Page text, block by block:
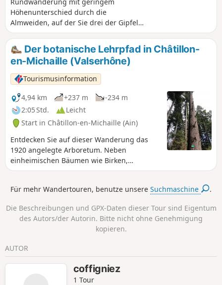
Rundwanderung mit geringem
Höhenunterschied durch die
Almweiden, auf der Sie drei der Gipfel
des Grand Crêt d'Eau (darunter den
höchsten Punkt) besuchen und einen
atemberaubenden Blick auf das Genfer
Seebecken und die Alpen genießen
können.
Der botanische Lehrpfad in Châtillon-
en-Michaille (Valserhône)
Tourismusinformation
4,94 km
+237 m
-234 m
2:05 Std.
Leicht
Start in Châtillon-en-Michaille (Ain)
Entdecken Sie auf dieser Wanderung das
1920 angelegte Arboretum. Neben
einheimischen Bäumen wie Birken,
Hainbuchen, Fichten usw. umfasst es auch
Insgesamt sind etwa zwanzig Baumarten
Für mehr Wandertouren, benutze unsereSuchmaschine .
Die Beschreibungen und GPX-Daten dieser Tour sind Eigentum
des Autors/der Autorin. Bitte nicht ohne Genehmigung
kopieren.
AUTOR
coffigniez
1 Tour